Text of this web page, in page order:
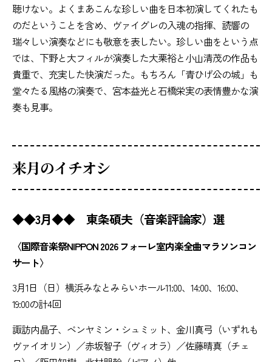
聴けない。よくまあこんな珍しい曲を日本初演してくれたも
のだということを含め、ヴァイグレの入魂の指揮、読響の
瑞々しい演奏などにも敬意を表したい。珍しい曲をという点
では、下野と大フィルが演奏した大栗裕と小山清茂の作品も
貴重で、充実した快演だった。もちろん「青ひげ公の城」も
堂々たる風格の演奏で、宮本益光と石橋栄実の表情豊かな演
奏も見事。
来月のイチオシ
◆◆3月◆◆ 東条碩夫（音楽評論家）選
〈国際音楽祭NIPPON 2026 フォーレ室内楽全曲マラソンコン
サート〉
3月1日（日）横浜みなとみらいホール11:00、14:00、16:00、
19:00の計4回
諏訪内晶子、ベンヤミン・シュミット、金川真弓（いずれも
ヴァイオリン）／赤坂智子（ヴィオラ）／佐藤晴真（チェ